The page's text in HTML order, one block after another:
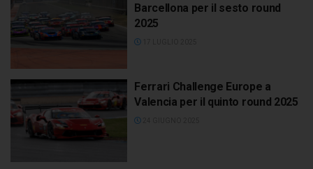
Barcellona per il sesto round
2025
Ferrari Challenge Europe a
Valencia per il quinto round 2025